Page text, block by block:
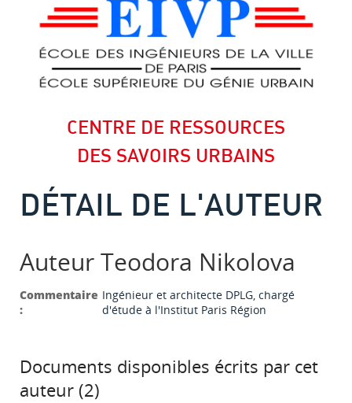
CENTRE DE RESSOURCES
DES SAVOIRS URBAINS
DÉTAIL DE L'AUTEUR
Auteur Teodora Nikolova
Commentaire
:
Ingénieur et architecte DPLG, chargé
d'étude à l'Institut Paris Région
Documents disponibles écrits par cet
auteur (2)